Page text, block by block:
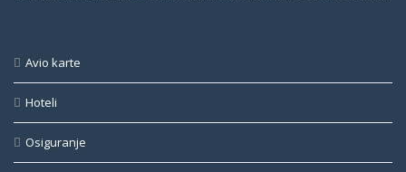
Avio karte
Hoteli
Osiguranje